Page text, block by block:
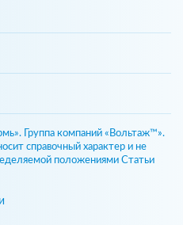
Группа компаний «Вольтаж™».
справочный характер и не
положениями Статьи